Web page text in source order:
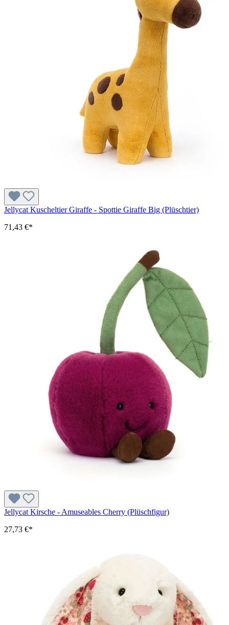
Jellycat Kuscheltier Giraffe - Spottie Giraffe Big (Plüschtier)
71,43 €*
Jellycat Kirsche - Amuseables Cherry (Plüschfigur)
27,73 €*